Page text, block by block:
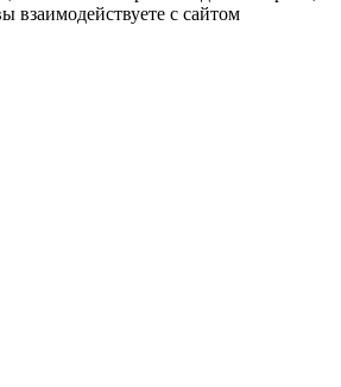
взаимодействуете с сайтом